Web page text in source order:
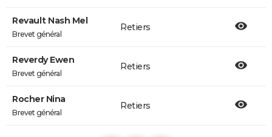
Revault Nash Mel
Brevet général
Retiers
Reverdy Ewen
Brevet général
Retiers
Rocher Nina
Brevet général
Retiers